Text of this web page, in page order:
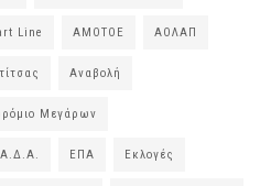
Line ΑΜΟΤΟΕ ΑΟΛΑΠ
Αναβολή
Μεγάρων
ΕΠΑ Εκλογές